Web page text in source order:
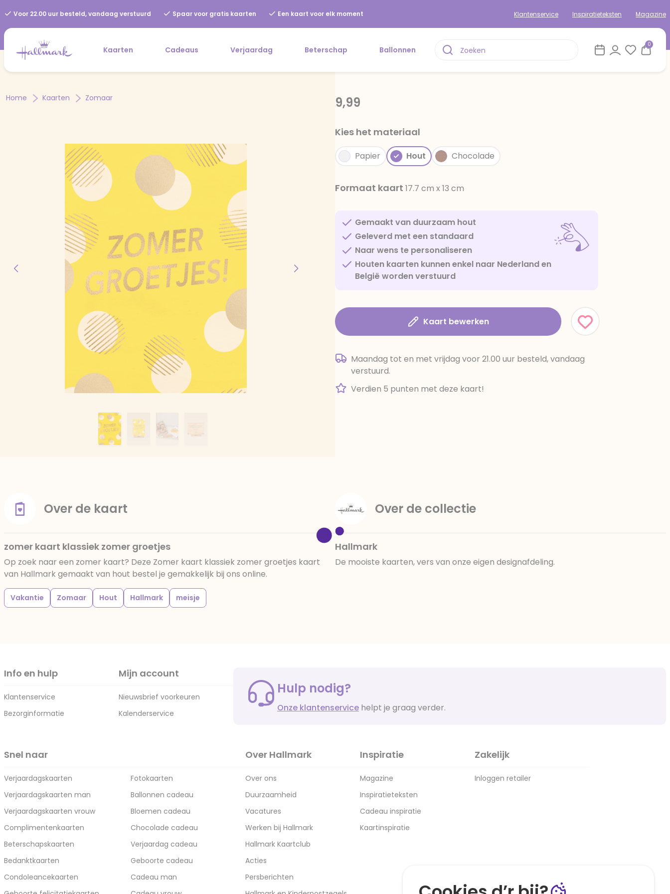
Voor 22.00 uur besteld, vandaag verstuurd Spaar voor gratis kaarten Een kaart voor elk moment Klantenservice Inspiratieteksten Magazine
Kaarten Cadeaus Verjaardag Beterschap Ballonnen
0
Home Kaarten Zomaar 9,99
Kies het materiaal
Papier Hout Chocolade
Formaat kaart 17.7 cm x 13 cm
Gemaakt van duurzaam hout
Geleverd met een standaard
Naar wens te personaliseren
Houten kaarten kunnen enkel naar Nederland en
België worden verstuurd
Kaart bewerken
Maandag tot en met vrijdag voor 21.00 uur besteld, vandaag
verstuurd.
Verdien 5 punten met deze kaart!
Over de kaart
zomer kaart klassiek zomer groetjes
Op zoek naar een zomer kaart? Deze Zomer kaart klassiek zomer groetjes kaart
van Hallmark gemaakt van hout bestel je gemakkelijk bij ons online.
Vakantie Zomaar Hout Hallmark meisje
Over de collectie
Hallmark
De mooiste kaarten, vers van onze eigen designafdeling.
Info en hulp
Klantenservice
Bezorginformatie
Mijn account
Nieuwsbrief voorkeuren
Kalenderservice
Hulp nodig?
Onze klantenservice helpt je graag verder.
Snel naar
Verjaardagskaarten
Verjaardagskaarten man
Verjaardagskaarten vrouw
Complimentenkaarten
Beterschapskaarten
Bedanktkaarten
Condoleancekaarten
Fotokaarten
Ballonnen cadeau
Bloemen cadeau
Chocolade cadeau
Verjaardag cadeau
Geboorte cadeau
Cadeau man
Over Hallmark
Over ons
Duurzaamheid
Vacatures
Werken bij Hallmark
Hallmark Kaartclub
Acties
Persberichten
Inspiratie
Magazine
Inspiratieteksten
Cadeau inspiratie
Kaartinspiratie
Zakelijk
Inloggen retailer